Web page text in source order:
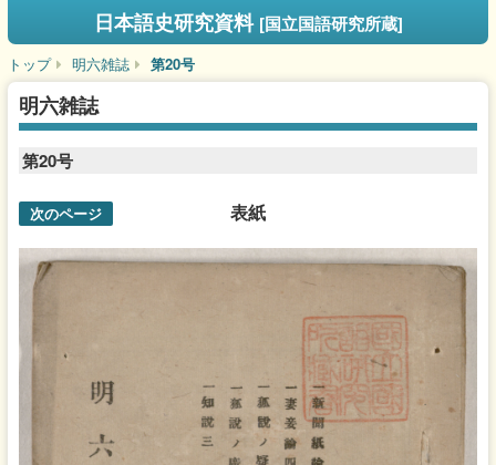
日本語史研究資料 [国立国語研究所蔵]
トップ 明六雑誌 第20号
明六雑誌
第20号
表紙
次のページ